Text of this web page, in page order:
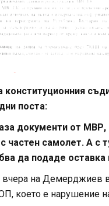
конституционния
поста:
документи от МВР,
частен самолет. А с
да подаде
вчера на Демерджиев
което е нарушение